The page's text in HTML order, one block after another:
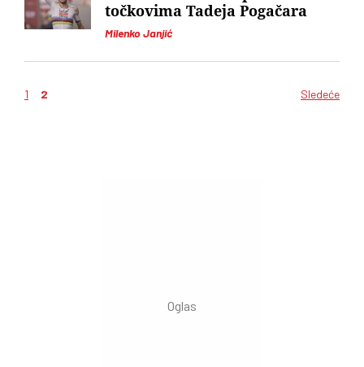
Milenko Janjić
točkovima Tadeja Pogačara
1 2 Sledeće